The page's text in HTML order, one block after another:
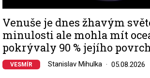
Venuše je dnes žhavým
minulosti ale mohla mít
pokrývaly 90 % jejího
VESMÍR Stanislav Mihulka 05.08.2026